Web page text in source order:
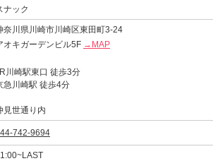
ナック
奈川県川崎市川崎区東田町3-24
オキガーデンビル5F →MAP
川崎駅東口 徒歩3分
急川崎駅 徒歩4分
見世通り内
742-9694